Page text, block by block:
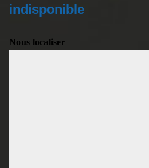
indisponible
Nous localiser